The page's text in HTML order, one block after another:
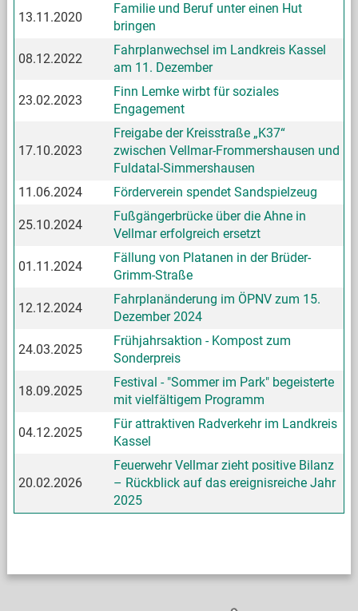
13.11.2020
Familie und Beruf unter einen Hut
bringen
08.12.2022
Fahrplanwechsel im Landkreis Kassel
am 11. Dezember
23.02.2023
Finn Lemke wirbt für soziales
Engagement
17.10.2023
Freigabe der Kreisstraße „K37“
zwischen Vellmar-Frommershausen und
Fuldatal-Simmershausen
11.06.2024
Förderverein spendet Sandspielzeug
25.10.2024
Fußgängerbrücke über die Ahne in
Vellmar erfolgreich ersetzt
01.11.2024
Fällung von Platanen in der Brüder-
Grimm-Straße
12.12.2024
Fahrplanänderung im ÖPNV zum 15.
Dezember 2024
24.03.2025
Frühjahrsaktion - Kompost zum
Sonderpreis
18.09.2025
Festival - "Sommer im Park" begeisterte
mit vielfältigem Programm
04.12.2025
Für attraktiven Radverkehr im Landkreis
Kassel
20.02.2026
Feuerwehr Vellmar zieht positive Bilanz
– Rückblick auf das ereignisreiche Jahr
2025